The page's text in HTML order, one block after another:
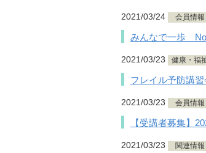
2021/03/24 会員情報
みんなで一歩
2021/03/23 健康・福
フレイル予防講
2021/03/23 会員情報
【受講者募集】
2021/03/23 関連情報